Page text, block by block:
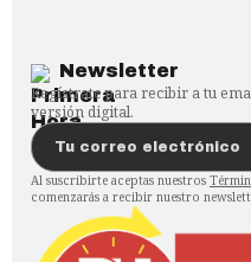
Newsletter
Regístrate para recibir a tu
versión digital.
Al suscribirte aceptas nuestros
comenzarás a recibir nuestro